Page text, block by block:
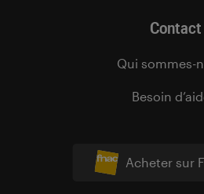
Acheter sur
Contact
Qui sommes-
Besoin